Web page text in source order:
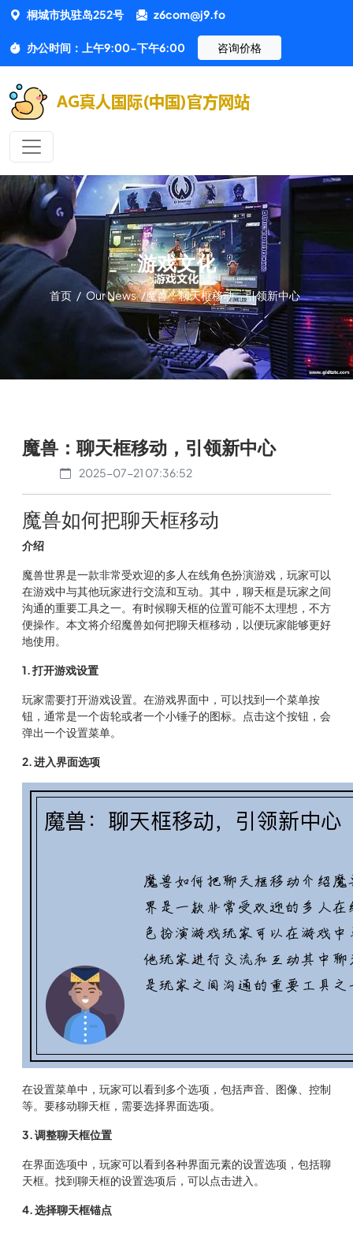
桐城市执驻岛252号 z6com@j9.fo
办公时间：上午9:00-下午6:00 咨询价格
游戏文化
首页 / Our News /魔兽：聊天框移动，引领新中心
魔兽：聊天框移动，引领新中心
2025-07-21 07:36:52
魔兽如何把聊天框移动
介绍
魔兽世界是一款非常受欢迎的多人在线角色扮演游戏，玩家可以
在游戏中与其他玩家进行交流和互动。其中，聊天框是玩家之间
沟通的重要工具之一。有时候聊天框的位置可能不太理想，不方
便操作。本文将介绍魔兽如何把聊天框移动，以便玩家能够更好
地使用。
1. 打开游戏设置
玩家需要打开游戏设置。在游戏界面中，可以找到一个菜单按
钮，通常是一个齿轮或者一个小锤子的图标。点击这个按钮，会
弹出一个设置菜单。
2. 进入界面选项
在设置菜单中，玩家可以看到多个选项，包括声音、图像、控制
等。要移动聊天框，需要选择界面选项。
3. 调整聊天框位置
在界面选项中，玩家可以看到各种界面元素的设置选项，包括聊
天框。找到聊天框的设置选项后，可以点击进入。
4. 选择聊天框锚点